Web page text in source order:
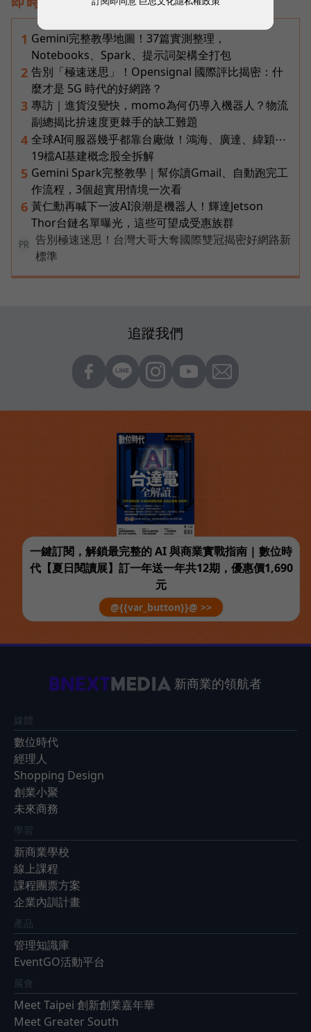
1 Gemini完整教學地圖！37篇實測整理，
Notebooks、Spark、提示詞架構全打包
2 告別「極速迷思」！Opensignal 國際評比揭密：什
麼才是 5G 時代的好網路？
3 專訪｜進貨沒變快，momo為何仍導入機器人？物流
副總揭比拚速度更棘手的缺工難題
4 全球AI伺服器幾乎都靠台廠做！鴻海、廣達、緯穎⋯
19檔AI基建概念股全拆解
5 Gemini Spark完整教學｜幫你讀Gmail、自動跑完工
作流程，3個超實用情境一次看
6 黃仁勳再喊下一波AI浪潮是機器人！輝達Jetson
Thor台鏈名單曝光，這些可望成受惠族群
PR
告別極速迷思！台灣大哥大奪國際雙冠揭密好網路新
標準
追蹤我們
一鍵訂閱，解鎖最完整的 AI 與商業實戰指南 | 數位時
代【夏日閱讀展】訂一年送一年共12期，優惠價1,690
元
@{{var_button}}@ >>
新商業的領航者
媒體
數位時代
經理人
Shopping Design
創業小聚
未來商務
學習
新商業學校
線上課程
課程團票方案
企業內訓計畫
產品
管理知識庫
EventGO活動平台
展會
Meet Taipei 創新創業嘉年華
Meet Greater South